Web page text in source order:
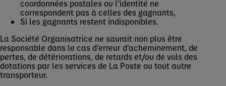
coordonnées postales ou l’identité ne
correspondent pas à celles des gagnants,
Si les gagnants restent indisponibles.
La Société Organisatrice ne saurait non plus être
responsable dans le cas d’erreur d’acheminement, de
pertes, de détériorations, de retards et/ou de vols des
dotations par les services de La Poste ou tout autre
transporteur.